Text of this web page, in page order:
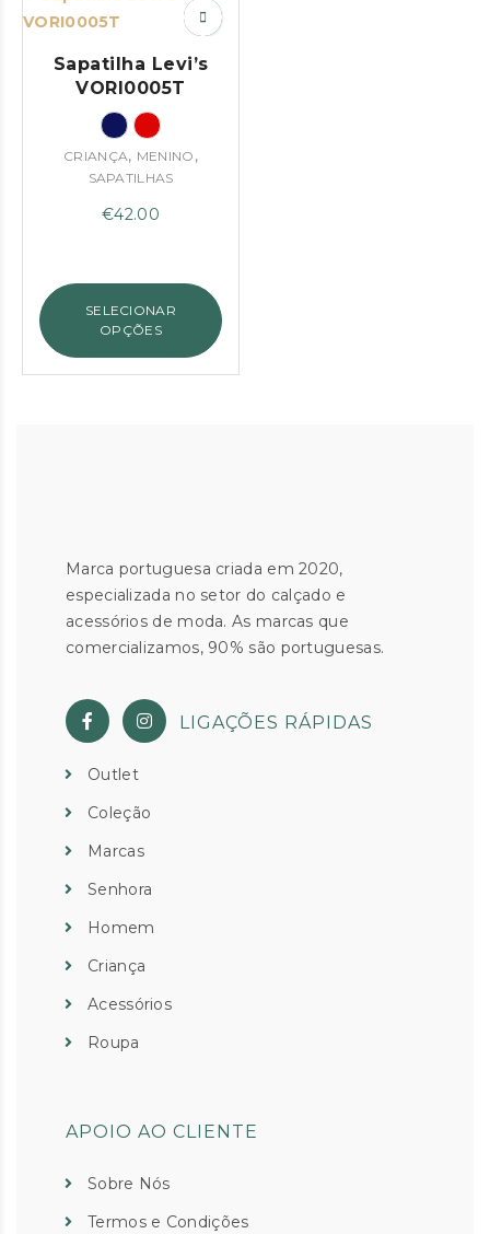
Sapatilha Levi’s
VORI0005T
CRIANÇA, MENINO ,
SAPATILHAS
€42.00
SELECIONAR
OPÇÕES
Marca portuguesa criada em 2020,
especializada no setor do calçado e
acessórios de moda. As marcas que
comercializamos, 90% são portuguesas.
LIGAÇÕES RÁPIDAS
Outlet
Coleção
Marcas
Senhora
Homem
Criança
Acessórios
Roupa
APOIO AO CLIENTE
Sobre Nós
Termos e Condições